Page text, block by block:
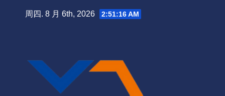
周四. 8 月 6th, 2026 2:51:16 AM